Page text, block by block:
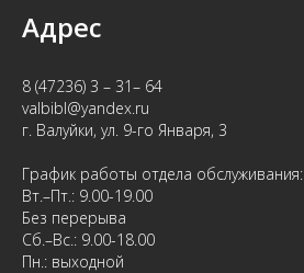
Адрес
8 (47236) 3 – 31– 64
valbibl@yandex.ru
г. Валуйки, ул. 9-го Января, 3
График работы отдела обслуживания:
Вт.–Пт.: 9.00-19.00
Без перерыва
Сб.–Вс.: 9.00-18.00
Пн.: выходной